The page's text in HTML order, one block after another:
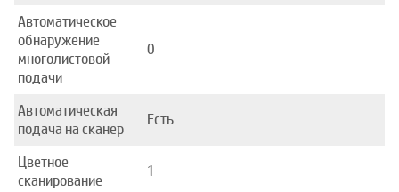
Автоматическое
обнаружение
многолистовой
подачи
0
Автоматическая
подача на сканер
Есть
Цветное
сканирование
1